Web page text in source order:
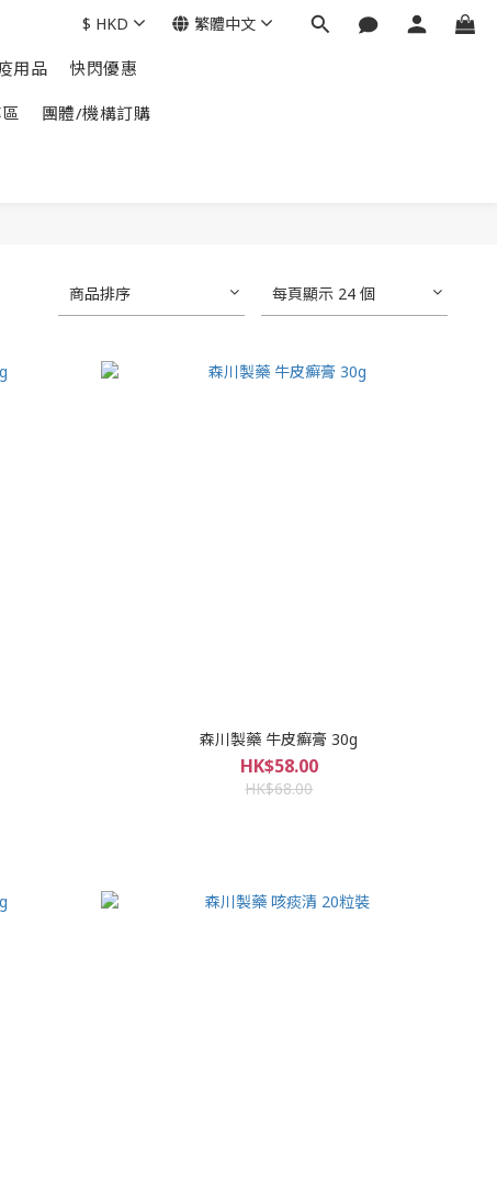
用品 快閃優惠
團體/機構訂購
$ HKD 繁體中文
商品排序 每頁顯示 24 個
森川製藥 牛皮癬膏 30g
HK$58.00
HK$68.00